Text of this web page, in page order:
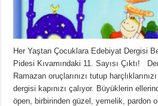
Her Yaştan Çocuklara Edebiyat Dergisi
Pidesi Kıvamındaki 11. Sayısı Çıktı!
Ramazan oruçlarınızı tutup
dergisi kapınızı çalıyor. Büyüklerin
öpen, birbirinden güzel, yemelik, pardon